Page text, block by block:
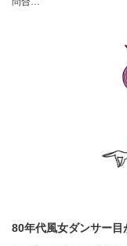
80年代風女ダンサー目